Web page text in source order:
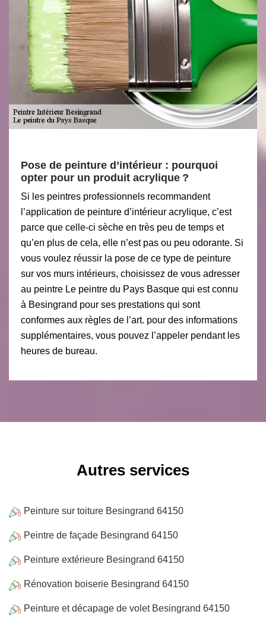
Pose de peinture d’intérieur : pourquoi
opter pour un produit acrylique ?
Si les peintres professionnels recommandent
l’application de peinture d’intérieur acrylique, c’est
parce que celle-ci sèche en très peu de temps et
qu’en plus de cela, elle n’est pas ou peu odorante. Si
vous voulez réussir la pose de ce type de peinture
sur vos murs intérieurs, choisissez de vous adresser
au peintre Le peintre du Pays Basque qui est connu
à Besingrand pour ses prestations qui sont
conformes aux règles de l’art. pour des informations
supplémentaires, vous pouvez l’appeler pendant les
heures de bureau.
Autres services
Peinture sur toiture Besingrand 64150
Peintre de façade Besingrand 64150
Peinture extérieure Besingrand 64150
Rénovation boiserie Besingrand 64150
Peinture et décapage de volet Besingrand 64150